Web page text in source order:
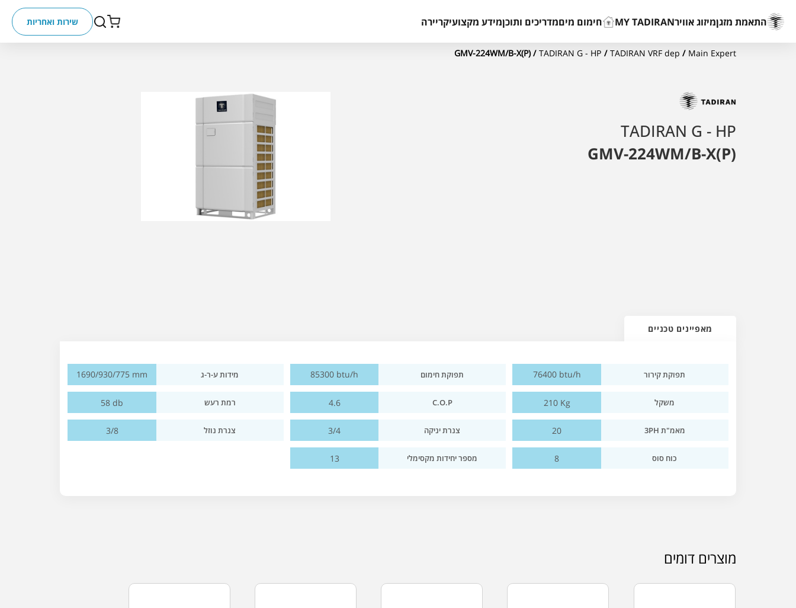
התאמת מזגןמיזוג אווירMY TADIRAN חימום מיםמדריכים ותוכןמידע מקצועיקריירה שירות ואחריות
Main Expert
/
TADIRAN VRF dep
/
TADIRAN G - HP
/ GMV-224WM/B-X(P)
TADIRAN G - HP
GMV-224WM/B-X(P)
מאפיינים טכניים
תפוקת קירור 76400 btu/h תפוקת חימום 85300 btu/h מידות ע-ר-ג 1690/930/775 mm
משקל 210 Kg
C.O.P
4.6 רמת רעש 58 db
מאמ"ת 3PH 20 צנרת יניקה 3/4 צנרת נוזל 3/8
כוח סוס 8 מספר יחידות מקסימלי 13
מוצרים דומים